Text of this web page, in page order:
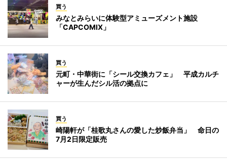
買う
みなとみらいに体験型アミューズメント施設
「CAPCOMIX」
買う
元町・中華街に「シール交換カフェ」 平成カルチ
ャーが生んだシル活の拠点に
買う
崎陽軒が「桂歌丸さんの愛した炒飯弁当」 命日の
7月2日限定販売